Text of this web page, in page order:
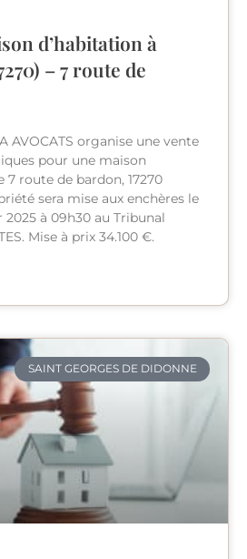
d’habitation à
– 7 route de
AVOCATS organise une vente
pour une maison
7 route de bardon, 17270
sera mise aux enchères le
2025 à 09h30 au Tribunal
Mise à prix 34.100 €.
SAINT GEORGES DE DIDONNE